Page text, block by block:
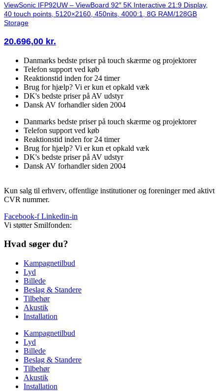
ViewSonic IFP92UW – ViewBoard 92″ 5K Interactive 21:9 Display,
40 touch points, 5120×2160, 450nits, 4000:1, 8G RAM/128GB
Storage
20.696,00 kr.
Danmarks bedste priser på touch skærme og projektorer
Telefon support ved køb
Reaktionstid inden for 24 timer
Brug for hjælp? Vi er kun et opkald væk
DK's bedste priser på AV udstyr
Dansk AV forhandler siden 2004
Danmarks bedste priser på touch skærme og projektorer
Telefon support ved køb
Reaktionstid inden for 24 timer
Brug for hjælp? Vi er kun et opkald væk
DK's bedste priser på AV udstyr
Dansk AV forhandler siden 2004
Kun salg til erhverv, offentlige institutioner og foreninger med aktivt
CVR nummer.
Facebook-f Linkedin-in
Vi støtter Smilfonden:
Hvad søger du?
Kampagnetilbud
Lyd
Billede
Beslag & Standere
Tilbehør
Akustik
Installation
Kampagnetilbud
Lyd
Billede
Beslag & Standere
Tilbehør
Akustik
Installation